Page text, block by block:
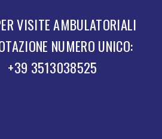
VISITE AMBULATORIALI
NUMERO UNICO:
+39 3513038525